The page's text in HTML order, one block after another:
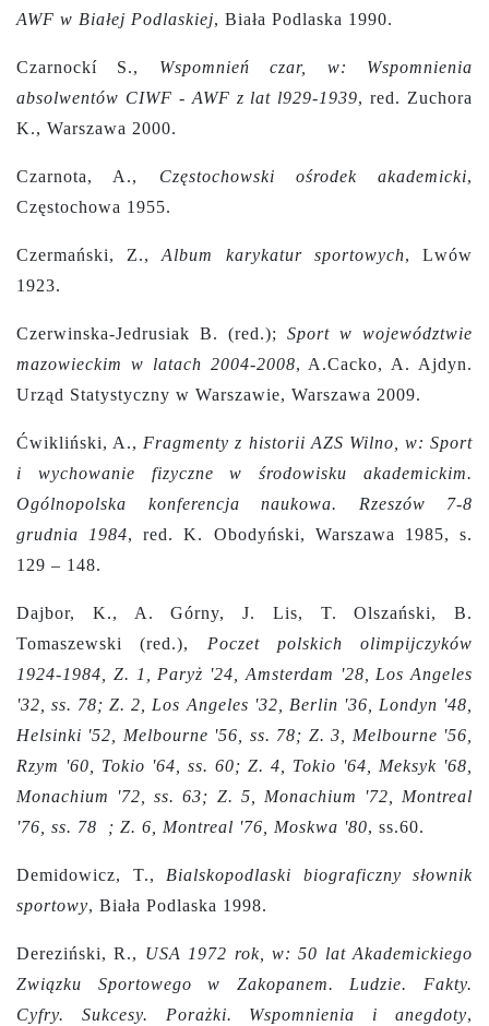
AWF w Białej Podlaskiej, Biała Podlaska 1990.
Czarnockí S., Wspomnień czar, w: Wspomnienia
absolwentów CIWF - AWF z lat l929-1939, red. Zuchora
K., Warszawa 2000.
Czarnota, A., Częstochowski ośrodek akademicki,
Częstochowa 1955.
Czermański, Z.,Album karykatur sportowych, Lwów
1923.
Czerwinska-Jedrusiak B. (red.); Sport w województwie
mazowieckim w latach 2004-2008, A.Cacko, A. Ajdyn.
Urząd Statystyczny w Warszawie, Warszawa 2009.
Ćwikliński, A., Fragmenty z historii AZS Wilno, w: Sport
i wychowanie fizyczne w środowisku akademickim.
Ogólnopolska konferencja naukowa. Rzeszów 7-8
grudnia 1984, red. K. Obodyński, Warszawa 1985, s.
129 – 148.
Dajbor, K., A. Górny, J. Lis, T. Olszański, B.
Tomaszewski (red.), Poczet polskich olimpijczyków
1924-1984, Z. 1, Paryż '24, Amsterdam '28, Los Angeles
'32, ss. 78; Z. 2, Los Angeles '32, Berlin '36, Londyn '48,
Helsinki '52, Melbourne '56, ss. 78; Z. 3, Melbourne '56,
Rzym '60, Tokio '64, ss. 60; Z. 4, Tokio '64, Meksyk '68,
Monachium '72, ss. 63; Z. 5, Monachium '72, Montreal
'76, ss. 78 ; Z. 6, Montreal '76, Moskwa '80, ss.60.
Demidowicz, T., Bialskopodlaski biograficzny słownik
sportowy, Biała Podlaska 1998.
Dereziński, R., USA 1972 rok, w: 50 lat Akademickiego
Związku Sportowego w Zakopanem. Ludzie. Fakty.
Cyfry. Sukcesy. Porażki. Wspomnienia i anegdoty,